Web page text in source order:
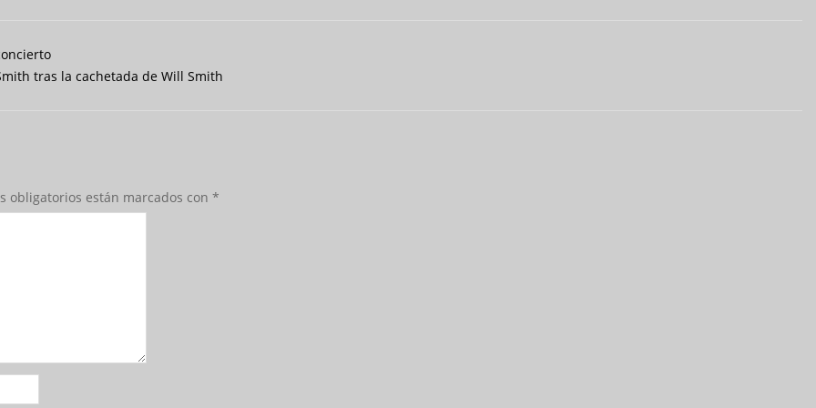
tras la cachetada de Will Smith
obligatorios están marcados con *